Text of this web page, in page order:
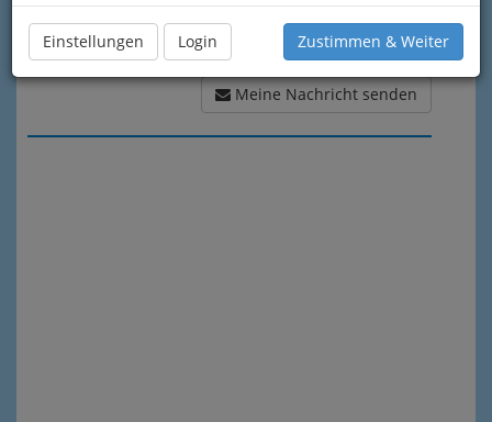
Einstellungen Login Zustimmen & Weiter
Meine Nachricht senden